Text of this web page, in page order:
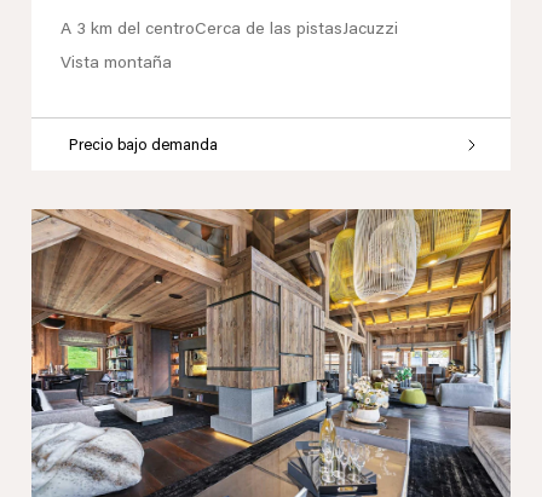
Previous Next
A 3 km del centroCerca de las pistasJacuzzi
Vista montaña
Precio bajo demanda